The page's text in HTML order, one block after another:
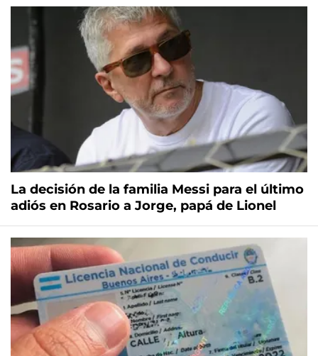
La decisión de la familia Messi para el último
adiós en Rosario a Jorge, papá de Lionel